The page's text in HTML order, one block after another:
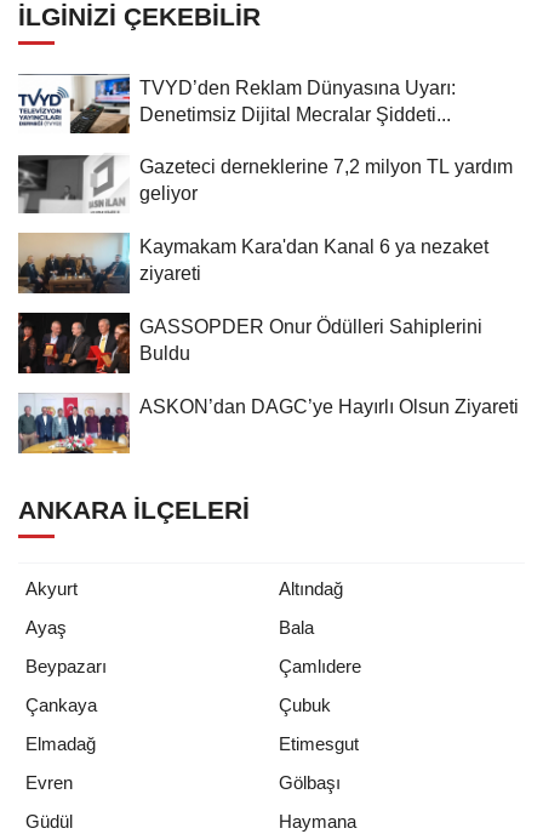
İLGINIZI ÇEKEBILIR
TVYD’den Reklam Dünyasına Uyarı:
Denetimsiz Dijital Mecralar Şiddeti...
Gazeteci derneklerine 7,2 milyon TL yardım
geliyor
Kaymakam Kara'dan Kanal 6 ya nezaket
ziyareti
GASSOPDER Onur Ödülleri Sahiplerini
Buldu
ASKON’dan DAGC’ye Hayırlı Olsun Ziyareti
ANKARA İLÇELERI
Akyurt
Altındağ
Ayaş
Bala
Beypazarı
Çamlıdere
Çankaya
Çubuk
Elmadağ
Etimesgut
Evren
Gölbaşı
Güdül
Haymana